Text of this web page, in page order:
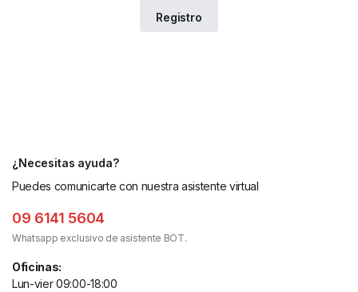
¿Necesitas ayuda?
Puedes comunicarte con nuestra asistente virtual
09 6141 5604
Whatsapp exclusivo de asistente BOT.
Oficinas:
Lun-vier 09:00-18:00